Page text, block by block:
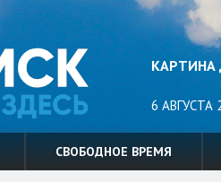
КАРТИНА
6 АВГУСТА
СВОБОДНОЕ ВРЕМЯ